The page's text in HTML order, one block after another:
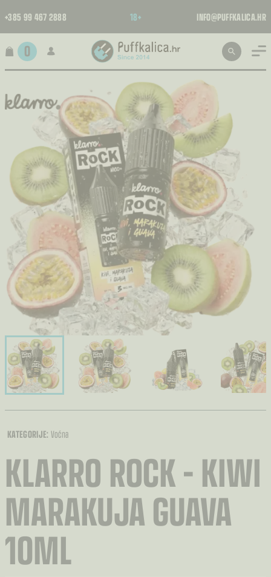
+385 99 467 2888 18+ INFO@PUFFKALICA.HR
0
KATEGORIJE: Voćna
KLARRO ROCK – KIWI
MARAKUJA GUAVA
10ML